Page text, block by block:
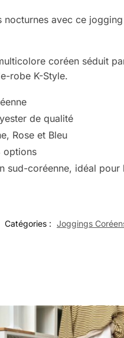
avec ce
coréen séduit
robe K-Style.
de qualité
Rose et Bleu
options
sud-coréenne, idéal pour
Catégories : Joggings